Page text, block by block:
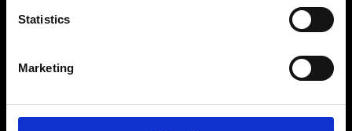
Statistics
Marketing
Entra nella Community